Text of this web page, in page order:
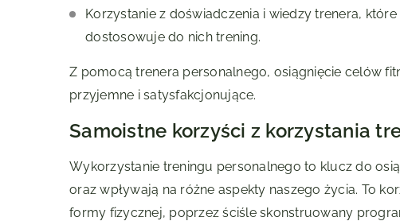
Korzystanie z doświadczenia i wiedzy trenera,
dostosowuje do nich trening.
Z pomocą trenera personalnego, osiągnięcie celów
przyjemne i satysfakcjonujące.
Samoistne korzyści z korzystania
Wykorzystanie treningu personalnego to klucz do
oraz wpływają na różne aspekty naszego życia. To
formy fizycznej, poprzez ściśle skonstruowany